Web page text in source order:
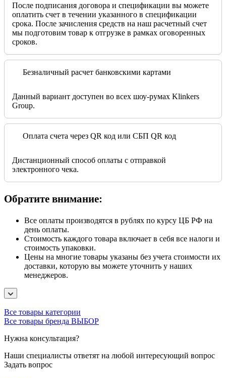
После подписания договора и спецификации вы можете
оплатить счет в течении указанного в спецификации
срока. После зачисления средств на наш расчетный счет
мы подготовим товар к отгрузке в рамках оговоренных
сроков.
Безналичный расчет банковскими картами
Данный вариант доступен во всех шоу-румах Klinkers
Group.
Оплата счета через QR код или СБП QR код
Дистанционный способ оплаты с отправкой
электронного чека.
Обратите внимание:
Все оплаты производятся в рублях по курсу ЦБ РФ на
день оплаты.
Стоимость каждого товара включает в себя все налоги и
стоимость упаковки.
Цены на многие товары указаны без учета стоимости их
доставки, которую вы можете уточнить у наших
менеджеров.
Все товары категории
Все товары бренда ВЫБОР
Нужна консультация?
Наши специалисты ответят на любой интересующий вопрос
Задать вопрос